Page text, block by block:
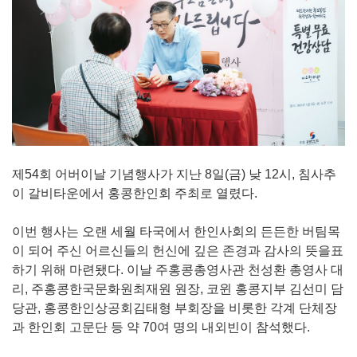
제54회 어버이날 기념행사가 지난 8일(금) 낮 12시, 침사추
이 갈비타운에서 홍콩한인회 주최로 열렸다.
이번 행사는 오랜 세월 타국에서 한인사회의 든든한 버팀목
이 되어 주신 어르신들의 헌신에 깊은 존경과 감사의 뜻을표
하기 위해 마련됐다. 이날 주홍콩총영사관 천성환 총영사 대
리, 주홍콩한국문화원최재원 원장, 코윈 홍콩지부 김선미 담
당관, 홍콩한인상공회김태형 부회장을 비롯한 각계 단체장
과 한인회 고문단 등 약 70여 명의 내외빈이 참석했다.